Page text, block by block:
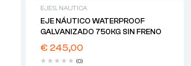
EJES, NAUTICA
EJE NÁUTICO WATERPROOF
GALVANIZADO 750KG SIN FRENO
€ 245,00
(0)